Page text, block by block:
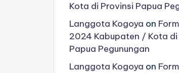
Kota di Provinsi Papua
Langgota Kogoya on
2024 Kabupaten / Kota di
Papua Pegunungan
Langgota Kogoya on